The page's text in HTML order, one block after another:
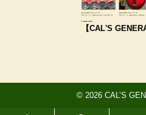
【CAL'S
© 2026 CAL’S